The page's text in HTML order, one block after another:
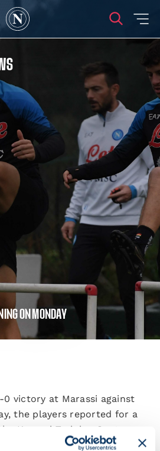
ON MONDAY
0 victory at Marassi against
the players reported for a
Konami Training Centre on
for the top-of-the-